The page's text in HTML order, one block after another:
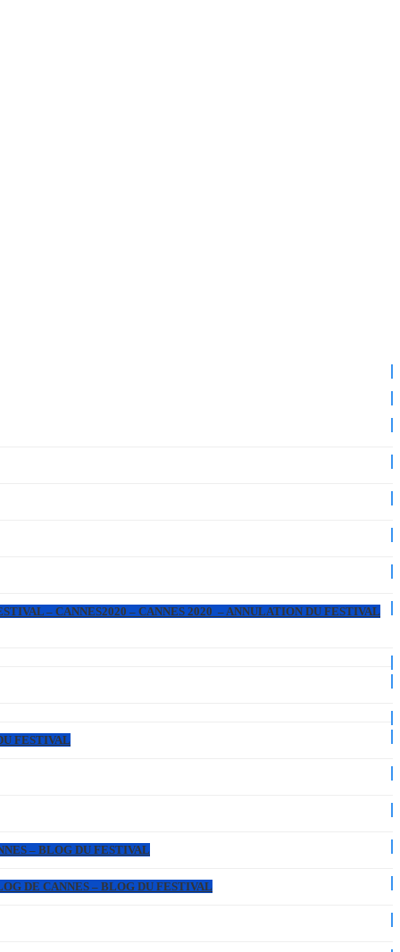
– CANNES2020 – CANNES 2020 – ANNULATION DU FESTIVAL
FESTIVAL
– BLOG DU FESTIVAL
DE CANNES – BLOG DU FESTIVAL